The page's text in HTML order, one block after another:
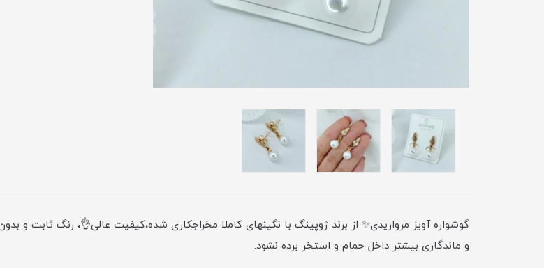
گوشواره آویز مرواریدی✨ از برند ژوپینگ با نگینهای کاملا مخراجکاری شده،کیفیت عالی👌، رنگ ثابت
و ماندگاری بیشتر داخل حمام و استخر برده نشود.